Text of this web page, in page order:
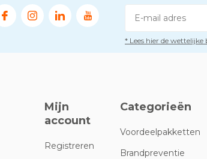
* Lees hier de wettelijke
Mijn
account
Registreren
Categorieën
Voordeelpakketten
Brandpreventie